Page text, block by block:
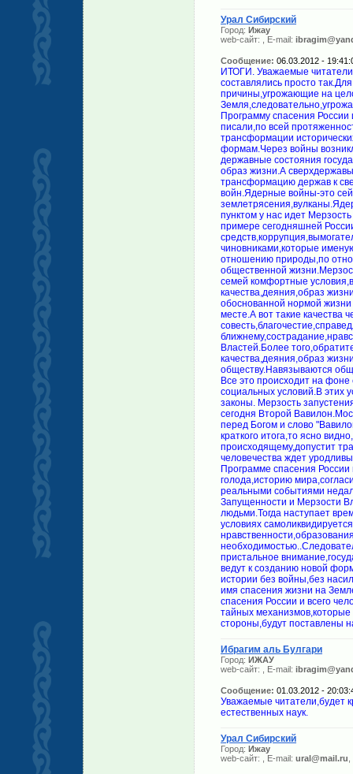
Урал Сибирский
Город: Ижау
web-сайт:
, E-mail:
Сообщение: 06.03.2012 -
ИТОГИ. Уважаемые
составлялись просто
причины,угрожающие на
Программу спасения
писали,по всей
трансформации
формам.Через войны
державные состояния
образ жизни.А
трансформацию держав к
войн.Ядерные войны-это
пунктом у нас идет
примере сегодняшней
чиновниками,которые
отношению природы,по
общественной
семей комфортные
качества,деяния,образ
обоснованной нормой
месте.А вот такие качества
Властей.Более
качества,деяния,образ
обществу.Навязываются
Все это происходит на
социальных условий.В этих
законы. Мерзость
сегодня Второй
перед Богом и слово
краткого итога,то ясно
происходящему,допустит
человечества ждет
Программе спасения
голода,историю
реальными событиями
Запущенности и Мерзости
людьми.Тогда наступает
условиях
пристальное
ведут к созданию новой
истории без войны,без
имя спасения жизни на
спасения России и всего
тайных
стороны,будут поставлены
Ибрагим аль Булгари
Город: ИЖАУ
web-сайт:
, E-mail:
Сообщение: 01.03.2012 -
Уважаемые читатели,будет
естественных наук.
Урал Сибирский
Город: Ижау
web-сайт:
, E-mail: ural@mail.ru